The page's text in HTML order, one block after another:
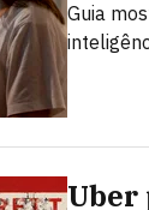
Guia
Uber